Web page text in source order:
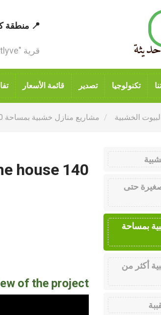
📍 منطقة
قرية "Schastlyve" شارع Ozerna 41
تكنولوجيا تصدير قائمة الأسعار
الخشبية مشاريع منازل خشبية بمساحة 200 م 2
house 140
of the project
حتى
بمساحة
أكثر من